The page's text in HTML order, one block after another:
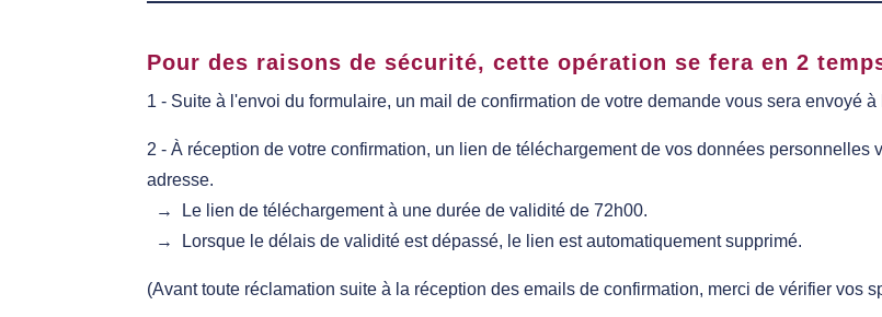
Pour des raisons de sécurité, cette opération se fera en 2
1 - Suite à l'envoi du formulaire, un mail de confirmation de votre demande vous sera envoyé
2 - À réception de votre confirmation, un lien de téléchargement de vos données personnelles
adresse.
→ Le lien de téléchargement à une durée de validité de 72h00.
→ Lorsque le délais de validité est dépassé, le lien est automatiquement supprimé.
(Avant toute réclamation suite à la réception des emails de confirmation, merci de vérifier vos